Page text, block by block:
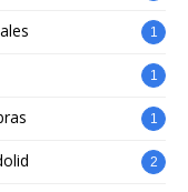
1
1
1
2